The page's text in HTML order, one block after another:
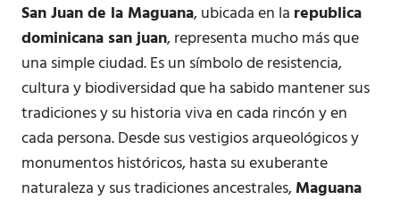
San Juan de la Maguana, ubicada en la republica
dominicana san juan, representa mucho más que
una simple ciudad. Es un símbolo de resistencia,
cultura y biodiversidad que ha sabido mantener sus
tradiciones y su historia viva en cada rincón y en
cada persona. Desde sus vestigios arqueológicos y
monumentos históricos, hasta su exuberante
naturaleza y sus tradiciones ancestrales,Maguana